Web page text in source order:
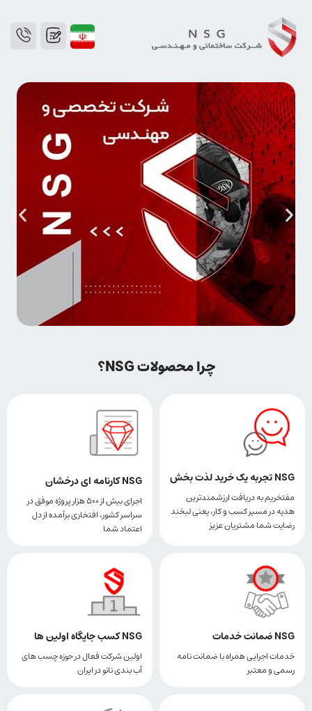
چرا محصولات NSG؟
NSG تجربه یک خرید لذت بخش
مفتخریم به دریافت ارزشمندترین
هدیه در مسیر کسب و کار، یعنی لبخند
رضایت شما مشتریان عزیز
NSG کارنامه ای درخشان
اجرای بیش از ۵۰۰ هزار پروژه موفق در
سراسر کشور، افتخاری برآمده از دل
اعتماد شما
NSG ضمانت خدمات
خدمات اجرایی همراه با ضمانت نامه
رسمی و معتبر
NSG کسب جایگاه اولین ها
اولین شرکت فعال در حوزه چسب های
آب بندی نانو در ایران